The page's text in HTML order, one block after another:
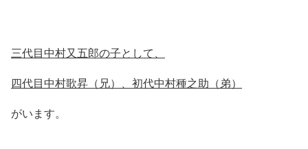
三代目中村又五郎の子として、
四代目中村歌昇（兄）、初代中村種之助（弟）
がいます。